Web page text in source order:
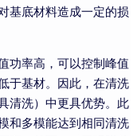
基底材料造成一定的损
功率高，可以控制峰值
于基材。因此，在清洗
清洗）中更具优势。此
和多模能达到相同清洗